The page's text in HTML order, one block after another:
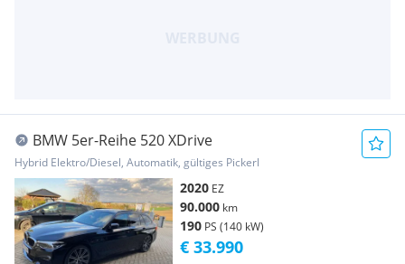
BMW 5er-Reihe 520 XDrive
Hybrid Elektro/Diesel, Automatik, gültiges Pickerl
2020 EZ
90.000 km
190 PS (140 kW)
€ 33.990